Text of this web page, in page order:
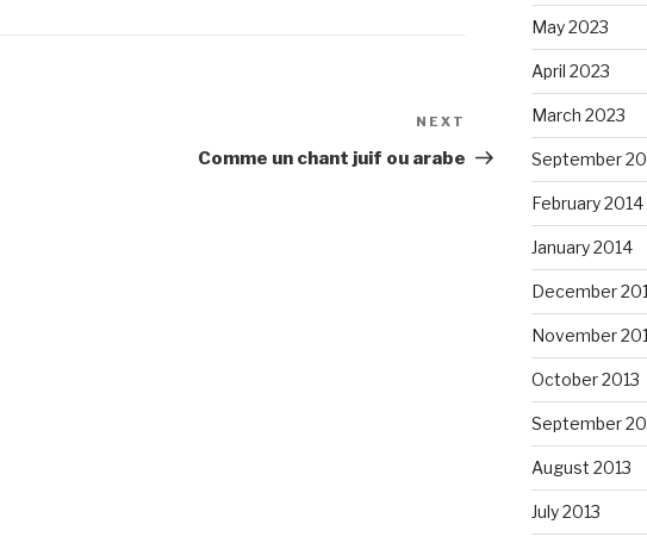
Post
NEXT
Comme un chant juif ou arabe
May 2023
April 2023
March 2023
September
February 2014
January 2014
December
November
October 2013
September
August 2013
July 2013